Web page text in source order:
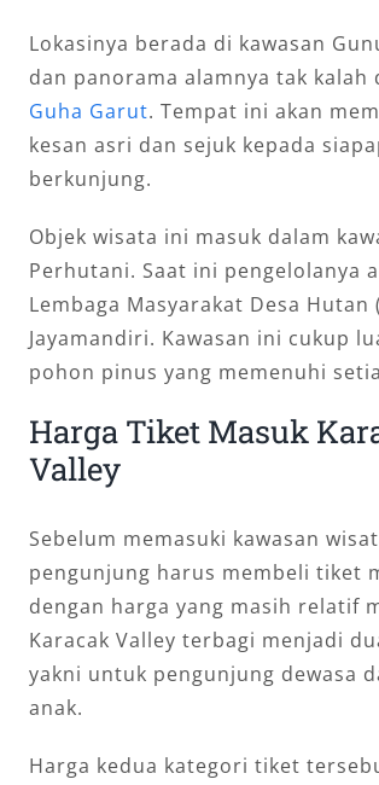
Lokasinya berada di kawasan
dan panorama alamnya tak kalah
Guha Garut. Tempat ini akan
kesan asri dan sejuk kepada
berkunjung.
Objek wisata ini masuk dalam
Perhutani. Saat ini pengelolanya
Lembaga Masyarakat Desa Hutan
Jayamandiri. Kawasan ini cukup
pohon pinus yang memenuhi
Harga Tiket Masuk
Valley
Sebelum memasuki kawasan
pengunjung harus membeli tiket
dengan harga yang masih relatif
Karacak Valley terbagi menjadi
yakni untuk pengunjung dewasa
anak.
Harga kedua kategori tiket